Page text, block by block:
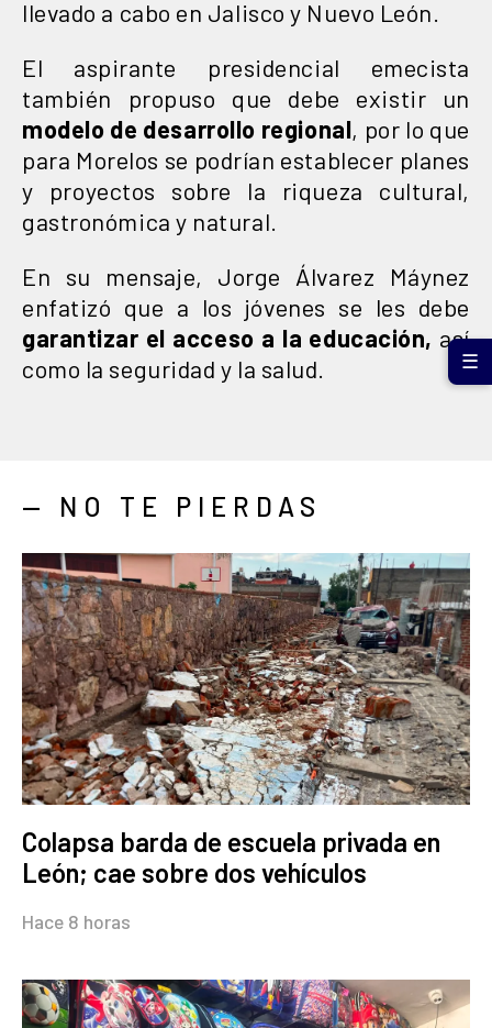
llevado a cabo en Jalisco y Nuevo León.
El aspirante presidencial emecista
también propuso que debe existir un
modelo de desarrollo regional, por lo que
para Morelos se podrían establecer planes
y proyectos sobre la riqueza cultural,
gastronómica y natural.
En su mensaje, Jorge Álvarez Máynez
enfatizó que a los jóvenes se les debe
garantizar el acceso a la educación, así
como la seguridad y la salud.
— NO TE PIERDAS
Colapsa barda de escuela privada en
León; cae sobre dos vehículos
Hace 8 horas
☰